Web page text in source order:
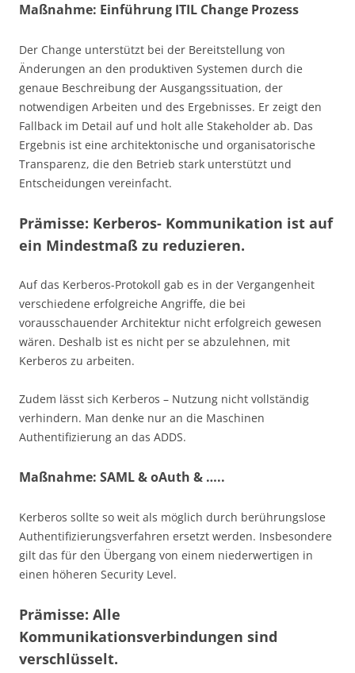
Maßnahme: Einführung ITIL Change Prozess
Der Change unterstützt bei der Bereitstellung von
Änderungen an den produktiven Systemen durch die
genaue Beschreibung der Ausgangssituation, der
notwendigen Arbeiten und des Ergebnisses. Er zeigt den
Fallback im Detail auf und holt alle Stakeholder ab. Das
Ergebnis ist eine architektonische und organisatorische
Transparenz, die den Betrieb stark unterstützt und
Entscheidungen vereinfacht.
Prämisse: Kerberos- Kommunikation ist auf
ein Mindestmaß zu reduzieren.
Auf das Kerberos-Protokoll gab es in der Vergangenheit
verschiedene erfolgreiche Angriffe, die bei
vorausschauender Architektur nicht erfolgreich gewesen
wären. Deshalb ist es nicht per se abzulehnen, mit
Kerberos zu arbeiten.
Zudem lässt sich Kerberos – Nutzung nicht vollständig
verhindern. Man denke nur an die Maschinen
Authentifizierung an das ADDS.
Maßnahme: SAML & oAuth & …..
Kerberos sollte so weit als möglich durch berührungslose
Authentifizierungsverfahren ersetzt werden. Insbesondere
gilt das für den Übergang von einem niederwertigen in
einen höheren Security Level.
Prämisse: Alle
Kommunikationsverbindungen sind
verschlüsselt.